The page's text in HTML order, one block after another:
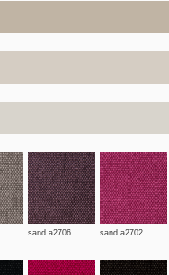
sand a2706 sand a2702